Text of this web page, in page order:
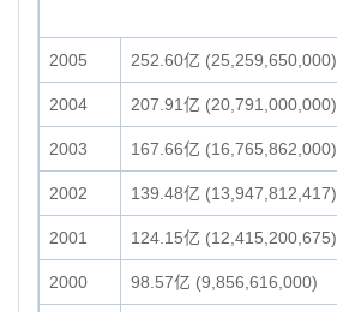
2005 252.60亿 (25,259,650,000)
2004 207.91亿 (20,791,000,000)
2003 167.66亿 (16,765,862,000)
2002 139.48亿 (13,947,812,417)
2001 124.15亿 (12,415,200,675)
2000 98.57亿 (9,856,616,000)